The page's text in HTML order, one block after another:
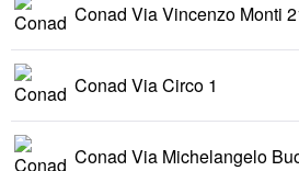
Conad Via Vincenzo Monti
Conad Via Circo 1
Conad Via Michelangelo